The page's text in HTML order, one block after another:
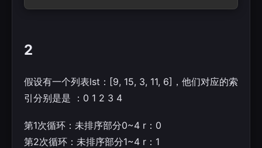
2
假设有一个列表lst：[9, 15, 3, 11, 6]，他们对应的索
引分别是是 ：0 1 2 3 4
第1次循环：未排序部分0~4 r：0
第2次循环：未排序部分1~4 r：1